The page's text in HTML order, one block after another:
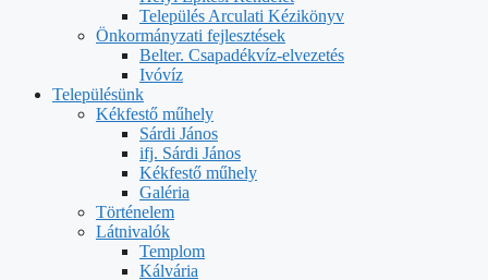
Település Arculati Kézikönyv
Önkormányzati fejlesztések
Belter. Csapadékvíz-elvezetés
Ivóvíz
Településünk
Kékfestő műhely
Sárdi János
ifj. Sárdi János
Kékfestő műhely
Galéria
Történelem
Látnivalók
Templom
Kálvária